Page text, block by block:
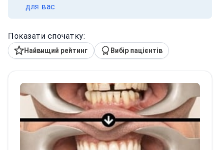
для вас
Показати спочатку:
Найвищий рейтинг Вибір пацієнтів